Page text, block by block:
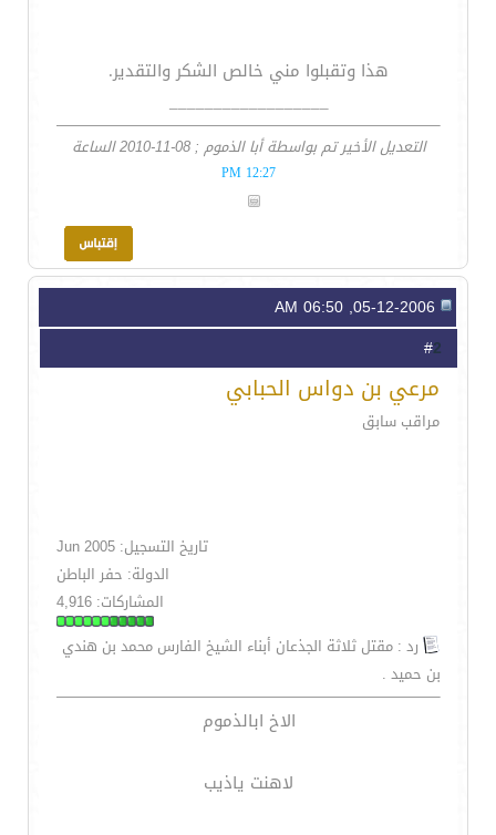
هذا وتقبلوا مني خالص الشكر والتقدير.
__________________
التعديل الأخير تم بواسطة أبا الذموم ; 08-11-2010 الساعة
12:27 PM
2
مرعي بن دواس الحبابي
مراقب سابق
تاريخ التسجيل: Jun 2005
الدولة: حفر الباطن
المشاركات: 4,916
رد : مقتل ثلاثة الجذعان أبناء الشيخ الفارس محمد بن هندي
بن حميد .
الاخ ابالذموم
لاهنت ياذيب